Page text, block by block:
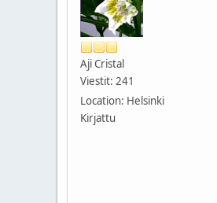
Aji Cristal
Viestit: 241
Location: Helsinki
Kirjattu